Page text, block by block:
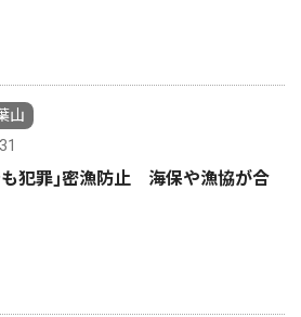
山
も犯罪｣密漁防止 海保や漁協が合